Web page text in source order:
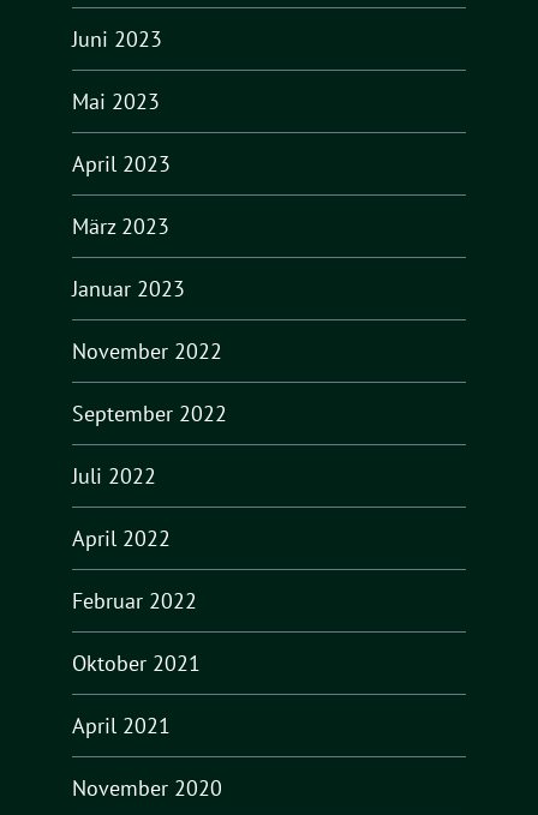
Juni 2023
Mai 2023
April 2023
März 2023
Januar 2023
November 2022
September 2022
Juli 2022
April 2022
Februar 2022
Oktober 2021
April 2021
November 2020